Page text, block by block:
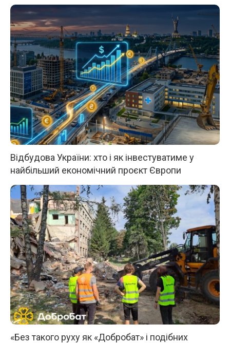
Відбудова України: хто і як інвестуватиме у
найбільший економічний проєкт Європи
«Без такого руху як «Добробат» і подібних